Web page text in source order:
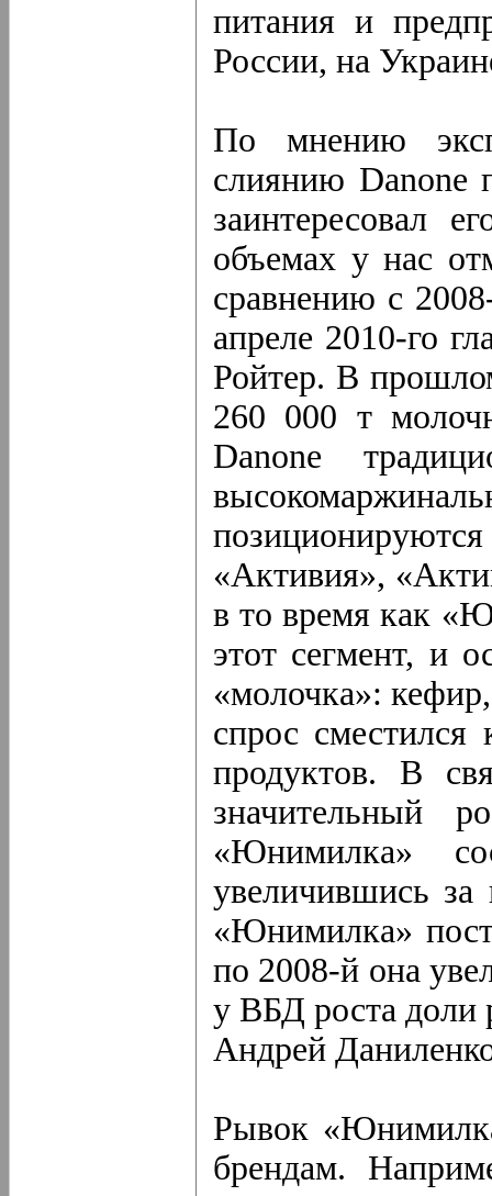
питания и
России, на
По мнению
слиянию Danone
заинтересовал
объемах у нас
сравнению с
апреле 2010-го
Ройтер. В
260 000 т
Danone
«Активия»,
в то время как
этот сегмент, и
«молочка»:
спрос сместился
продуктов. В
значительный
«Юнимилка»
увеличившись
«Юнимилка»
по 2008-й она
у ВБД роста доли
Андрей
Рывок
брендам.